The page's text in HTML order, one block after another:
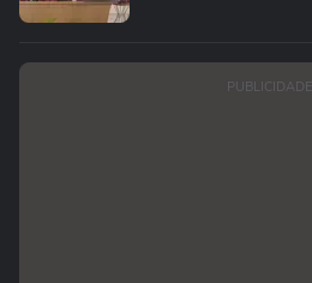
PUBLICIDADE